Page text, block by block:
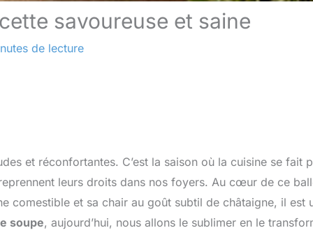
savoureuse et saine
de lecture
et réconfortantes. C’est la saison où la cuisine se fait
leurs droits dans nos foyers. Au cœur de ce
comestible et sa chair au goût subtil de châtaigne, il est
soupe, aujourd’hui, nous allons le sublimer en le